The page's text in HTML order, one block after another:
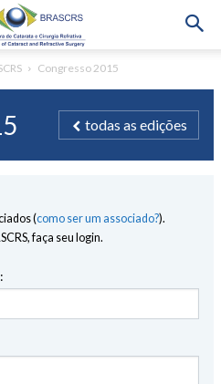
Congresso 2015
todas as edições
(como ser um associado?).
faça seu login.